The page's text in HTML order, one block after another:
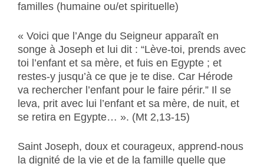
familles (humaine ou/et spirituelle)
« Voici que l’Ange du Seigneur apparaît en
songe à Joseph et lui dit : “Lève-toi, prends avec
toi l’enfant et sa mère, et fuis en Egypte ; et
restes-y jusqu’à ce que je te dise. Car Hérode
va rechercher l’enfant pour le faire périr.” Il se
leva, prit avec lui l’enfant et sa mère, de nuit, et
se retira en Egypte… ». (Mt 2,13-15)
Saint Joseph, doux et courageux, apprend-nous
la dignité de la vie et de la famille quelle que